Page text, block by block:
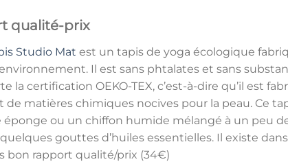
qualité-prix
Studio Mat est un tapis de yoga écologique
Il est sans phtalates et sans
la certification OEKO-TEX, c’est-à-dire qu’il est
matières chimiques nocives pour la peau. Ce
ou un chiffon humide mélangé à un peu
gouttes d’huiles essentielles. Il existe
bon rapport qualité/prix (34€)